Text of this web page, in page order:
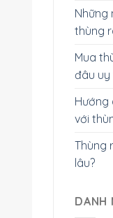
Những
thùng
Mua
đâu uy
Hướng
với
Thùng
lâu?
DANH